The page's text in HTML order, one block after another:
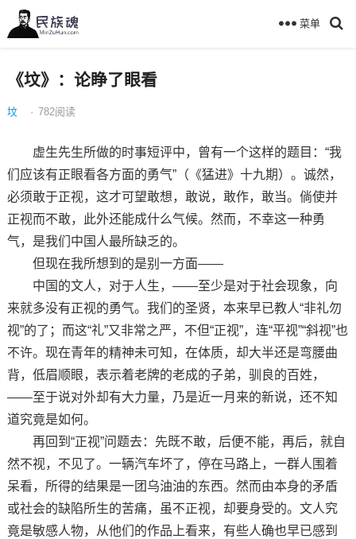
菜单
《坟》：论睁了眼看
坟 · 782阅读
虚生先生所做的时事短评中，曾有一个这样的题目：“我
们应该有正眼看各方面的勇气”（《猛进》十九期）。诚然，
必须敢于正视，这才可望敢想，敢说，敢作，敢当。倘使并
正视而不敢，此外还能成什么气候。然而，不幸这一种勇
气，是我们中国人最所缺乏的。
但现在我所想到的是别一方面——
中国的文人，对于人生，——至少是对于社会现象，向
来就多没有正视的勇气。我们的圣贤，本来早已教人“非礼勿
视”的了；而这“礼”又非常之严，不但“正视”，连“平视”“斜视”也
不许。现在青年的精神未可知，在体质，却大半还是弯腰曲
背，低眉顺眼，表示着老牌的老成的子弟，驯良的百姓，
——至于说对外却有大力量，乃是近一月来的新说，还不知
道究竟是如何。
再回到“正视”问题去：先既不敢，后便不能，再后，就自
然不视，不见了。一辆汽车坏了，停在马路上，一群人围着
呆看，所得的结果是一团乌油油的东西。然而由本身的矛盾
或社会的缺陷所生的苦痛，虽不正视，却要身受的。文人究
竟是敏感人物，从他们的作品上看来，有些人确也早已感到